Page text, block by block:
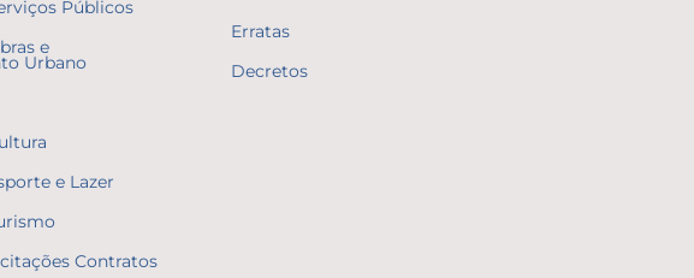
Públicos
e
Urbano
e Lazer
Contratos
Erratas
Decretos